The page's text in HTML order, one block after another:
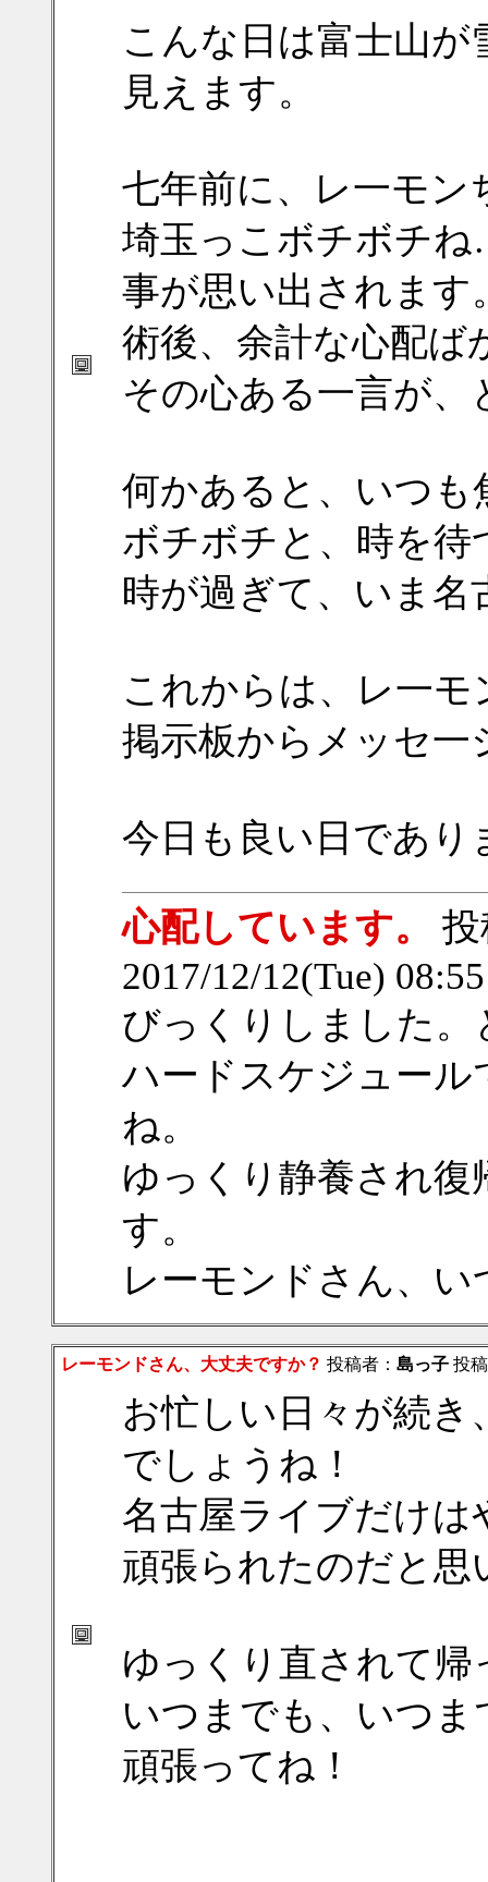
こんな日は富士山
見えます。
七年前に、レ一モン
埼玉っこボチボチ
事が思い出されます
術後、余計な心配ば
その心ある一言が
何かあると、いつ
ボチボチと、時を
時が過ぎて、いま
これからは、レ一
掲示板からメッセ一
今日も良い日であり
心配しています。
2017/12/12(Tue)
びっくりしました
ハードスケジュー
ね。
ゆっくり静養され
す。
レーモンドさん、
レーモンドさん、大丈夫ですか？ 投稿者： 島っ子 投
お忙しい日々が続
でしょうね！
名古屋ライブだけ
頑張られたのだと思
ゆっくり直されて
いつまでも、いつ
頑張ってね！